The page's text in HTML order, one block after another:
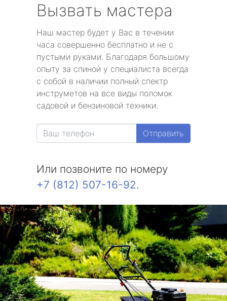
Вызвать мастера
Наш мастер будет у Вас в течении
часа совершенно бесплатно и не с
пустыми руками. Благодаря большому
опыту за спиной у специалиста всегда
с собой в наличии полный спектр
инструметов на все виды поломок
садовой и бензиновой техники.
Отправить
Или позвоните по номеру
+7 (812) 507-16-92.